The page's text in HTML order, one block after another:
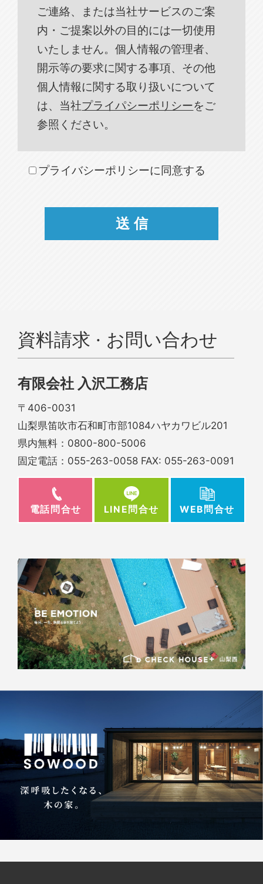
ご連絡、または当社サービスのご案
内・ご提案以外の目的には一切使用
いたしません。個人情報の管理者、
開示等の要求に関する事項、その他
個人情報に関する取り扱いについて
は、当社プライパシーポリシーをご
参照ください。
プライバシーポリシーに同意する
資料請求 · お問い合わせ
有限会社 入沢工務店
〒406-0031
山梨県笛吹市石和町市部1084ハヤカワビル201
県内無料： 0800-800-5006
固定電話： 055-263-0058 FAX: 055-263-0091
電話問合せ LINE問合せ WEB問合せ